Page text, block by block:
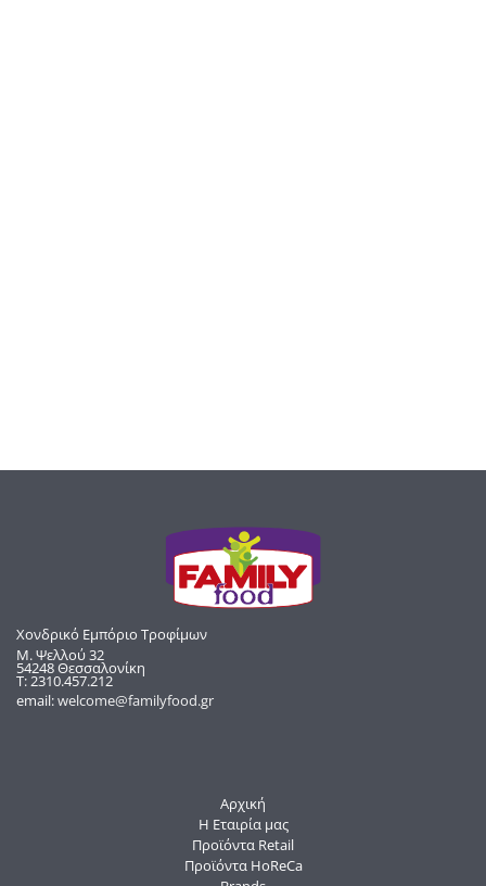
Χονδρικό Εμπόριο Τροφίμων
Μ. Ψελλού 32
54248 Θεσσαλονίκη
Τ: 2310.457.212
email:welcome@familyfood.gr
Αρχική
Η Εταιρία μας
Προϊόντα Retail
Προϊόντα HoReCa